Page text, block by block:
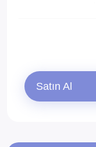
Satın Al